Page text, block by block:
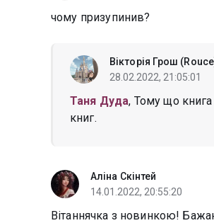
чому призупинив?
Вікторія Грош
28.02.2022, 21:05:01
Таня Дуда, Тому що
книг.
Аліна Скінтей
14.01.2022, 20:55:20
Вітаннячка з новинкою!